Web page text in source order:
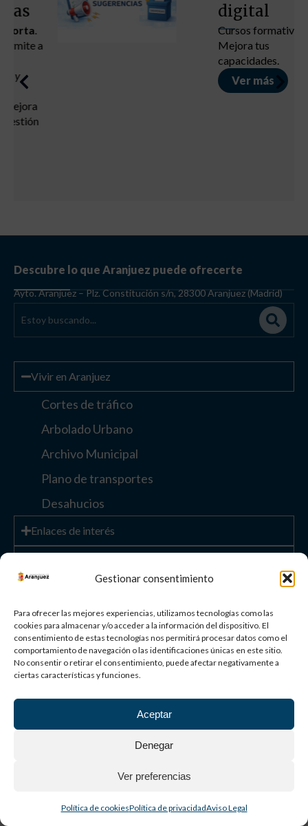
Gestionar consentimiento
Para ofrecer las mejores experiencias, utilizamos tecnologías como las
cookies para almacenar y/o acceder a la información del dispositivo. El
consentimiento de estas tecnologías nos permitirá procesar datos como el
comportamiento de navegación o las identificaciones únicas en este sitio.
No consentir o retirar el consentimiento, puede afectar negativamente a
ciertas características y funciones.
Aceptar
Denegar
Ver preferencias
Política de cookiesPolítica de privacidadAviso Legal
digital
Mejora tus
Arbolado Urbano
Archivo Municipal
Plano de transportes
Desahucios
Enlaces de interés
de Aranjuez
2026AYUNTAMIENTO DE ARANJUEZ
Aviso Legal Política de privacidad Política de cookies